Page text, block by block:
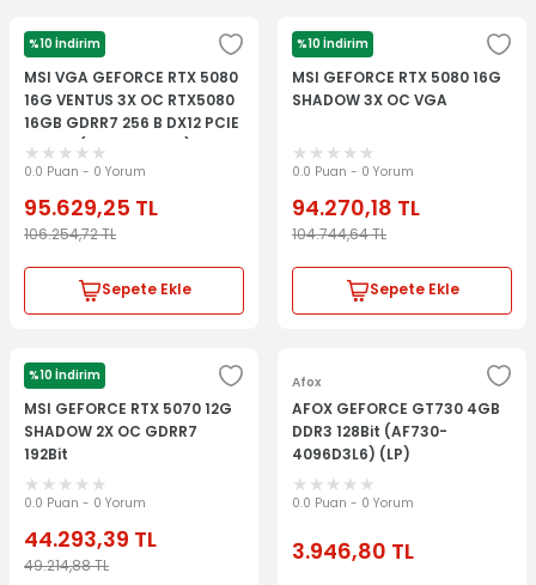
%10 İndirim
Msi
MSI VGA GEFORCE RTX 5080
16G VENTUS 3X OC RTX5080
16GB GDRR7 256 B DX12 PCIE
5.0 X16 (3XDP 1XHDMI)
0.0 Puan - 0 Yorum
95.629,25 TL
106.254,72TL
Sepete Ekle
%10 İndirim
Msi
MSI GEFORCE RTX 5080 16G
SHADOW 3X OC VGA
0.0 Puan - 0 Yorum
94.270,18 TL
104.744,64TL
Sepete Ekle
%10 İndirim
Msi
MSI GEFORCE RTX 5070 12G
SHADOW 2X OC GDRR7
192Bit
0.0 Puan - 0 Yorum
44.293,39 TL
49.214,88TL
Afox
AFOX GEFORCE GT730 4GB
DDR3 128Bit (AF730-
4096D3L6) (LP)
0.0 Puan - 0 Yorum
3.946,80 TL